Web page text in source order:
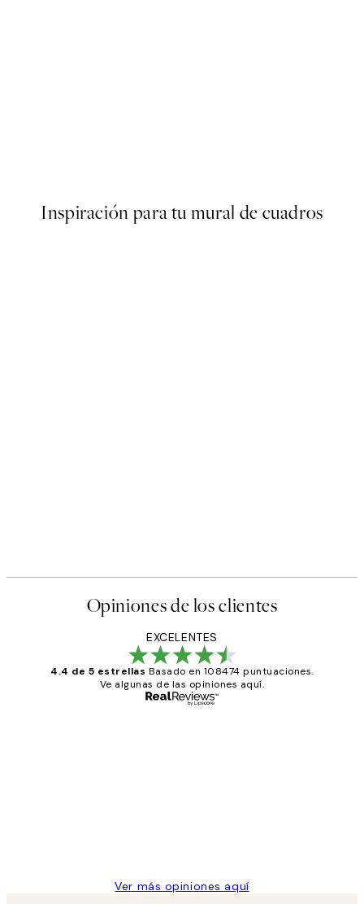
Inspiración para tu mural de cuadros
Opiniones de los clientes
EXCELENTES
4.4 de 5 estrellas Basado en 108474 puntuaciones.
Ve algunas de las opiniones aquí.
Ver más opiniones aquí